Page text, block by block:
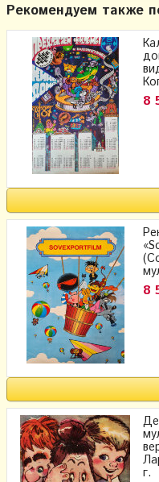
Рекомендуем также
8
8
г.